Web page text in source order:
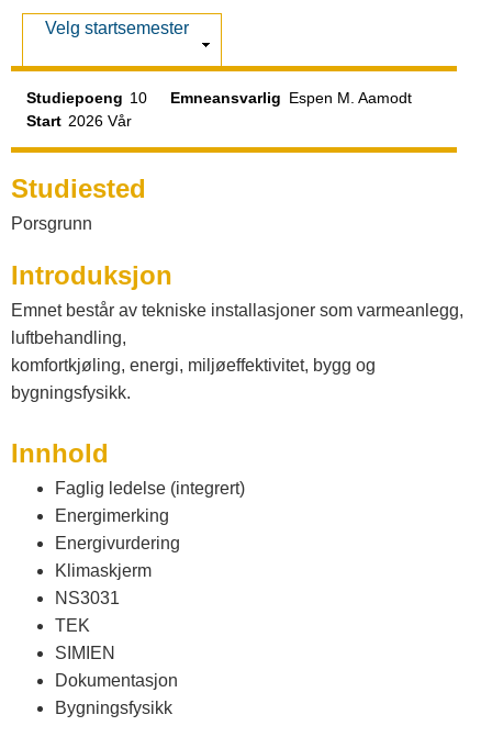
t
a
l
o
g
V
e
s
t
f
o
V
Velg startsemester
Studiepoeng 10 Emneansvarlig
Espen M. Aamodt
Start 2026 Vår
Studiested
Porsgrunn
Introduksjon
Emnet består av tekniske installasjoner som varmeanlegg,
luftbehandling,
komfortkjøling, energi, miljøeffektivitet, bygg og
bygningsfysikk.
Innhold
Faglig ledelse (integrert)
Energimerking
Energivurdering
Klimaskjerm
NS3031
TEK
SIMIEN
Dokumentasjon
Bygningsfysikk